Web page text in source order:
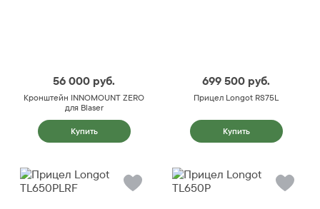
56 000 руб.
Кронштейн INNOMOUNT ZERO
для Blaser
Купить
699 500 руб.
Прицел Longot RS75L
Купить